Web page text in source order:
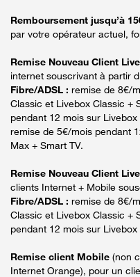
Remboursement jusqu’à
par votre opérateur actuel,
Remise Nouveau Client
internet souscrivant à partir
Fibre/ADSL : remise de 8€/
Classic et Livebox Classic +
pendant 12 mois sur
remise de 5€/mois pendant
Max + Smart TV.
Remise Nouveau Client
clients Internet + Mobile
Fibre/ADSL : remise de 8€/
Classic et Livebox Classic +
pendant 12 mois sur
Remise client Mobile (non
Internet Orange), pour un